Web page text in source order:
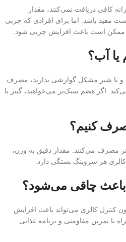
کافی دریافت نمی‌کنند، مقدار
مفید باشد. اما برای افرادی که چربی
ممکن است باعث افزایش چربی شود.
یا آب؟
با شیر مشکل گوارشی ندارید، مصرف
اگر هضم سبک‌تر می‌خواهید، گینر با
کنیم؟
افراد روزی ۱ تا ۲ بار گینر مصرف می‌کنند. مقدار دقیق به وزن،
هر سروینگ بستگی دارد.
باعث چاقی می‌شود؟
کنترل کالری می‌تواند باعث افزایش
با تمرین مقاومتی و برنامه غذایی